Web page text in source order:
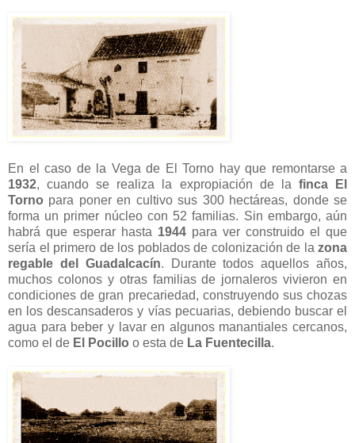
En el caso de la Vega de El Torno hay que remontarse a
1932, cuando se realiza la expropiación de la finca El
Torno para poner en cultivo sus 300 hectáreas, donde se
forma un primer núcleo con 52 familias. Sin embargo, aún
habrá que esperar hasta 1944 para ver construido el que
sería el primero de los poblados de colonización de la zona
regable del Guadalcacín. Durante todos aquellos años,
muchos colonos y otras familias de jornaleros vivieron en
condiciones de gran precariedad, construyendo sus chozas
en los descansaderos y vías pecuarias, debiendo buscar el
agua para beber y lavar en algunos manantiales cercanos,
como el de El Pocillo o esta de La Fuentecilla.